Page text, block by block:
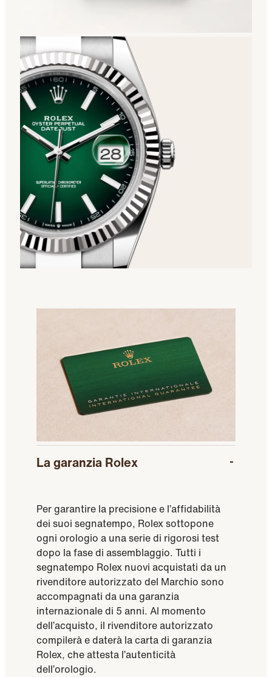
La garanzia Rolex
Per garantire la precisione e l’affidabilità
dei suoi segnatempo, Rolex sottopone
ogni orologio a una serie di rigorosi test
dopo la fase di assemblaggio. Tutti i
segnatempo Rolex nuovi acquistati da un
rivenditore autorizzato del Marchio sono
accompagnati da una garanzia
internazionale di 5 anni. Al momento
dell’acquisto, il rivenditore autorizzato
compilerà e daterà la carta di garanzia
Rolex, che attesta l’autenticità
dell’orologio.